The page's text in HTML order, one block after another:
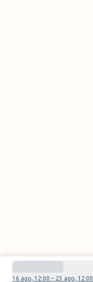
16 ago, 12:00 – 23 ago, 12:00